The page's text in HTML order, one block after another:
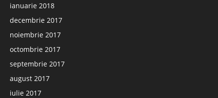
ianuarie 2018
decembrie 2017
noiembrie 2017
octombrie 2017
septembrie 2017
august 2017
iulie 2017